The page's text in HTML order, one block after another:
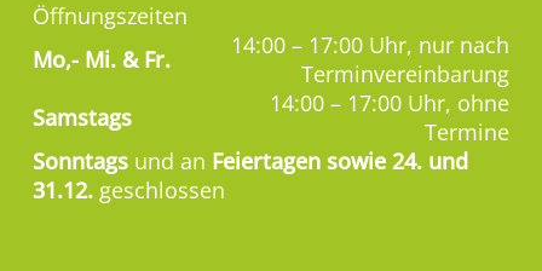
Öffnungszeiten
Mo,- Mi. & Fr.
14:00 – 17:00 Uhr, nur nach
Terminvereinbarung
Samstags
14:00 – 17:00 Uhr, ohne
Termine
Sonntags und an Feiertagen sowie 24. und
31.12. geschlossen